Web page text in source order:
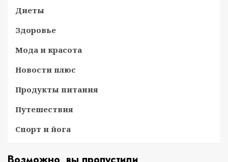
Диеты
Здоровье
Мода и красота
Новости плюс
Продукты питания
Путешествия
Спорт и йога